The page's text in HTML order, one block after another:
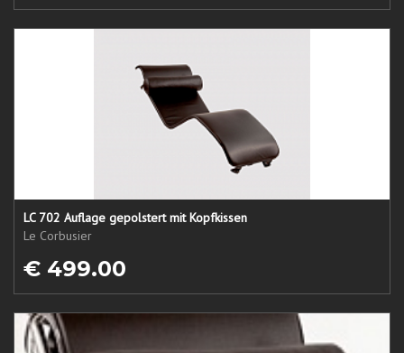
LC 702 Auflage gepolstert mit Kopfkissen
Le Corbusier
€ 499.00